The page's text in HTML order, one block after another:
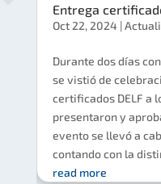
Entrega
Oct 22, 2024 |
Durante dos días
se vistió de
certificados DELF a
presentaron y
evento se llevó a
contando con la
read more